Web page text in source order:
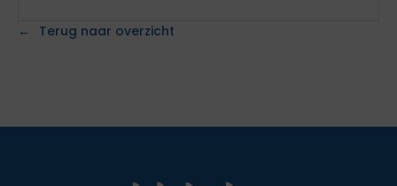
Terug naar overzicht